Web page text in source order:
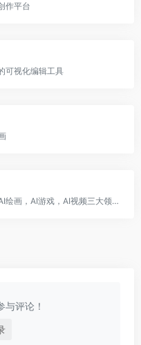
作平台
可视化编辑工具
一起用AI 先行于未来 | 主要面向AI绘画，AI游戏，AI视频三大领域。我们同时整理了各类AI相关的信息，涵盖AI网址大全，AI工具软件，AI软件免费教程，AI热点资讯，AI学习图书等等 | 期望能对AI爱好者有所帮助！
与评论！